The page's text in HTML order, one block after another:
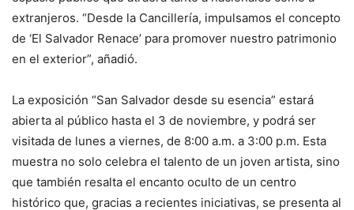
extranjeros. “Desde la Cancillería, impulsamos el concepto
de ‘El Salvador Renace’ para promover nuestro patrimonio
en el exterior”, añadió.
La exposición “San Salvador desde su esencia” estará
abierta al público hasta el 3 de noviembre, y podrá ser
visitada de lunes a viernes, de 8:00 a.m. a 3:00 p.m. Esta
muestra no solo celebra el talento de un joven artista, sino
que también resalta el encanto oculto de un centro
histórico que, gracias a recientes iniciativas, se presenta al